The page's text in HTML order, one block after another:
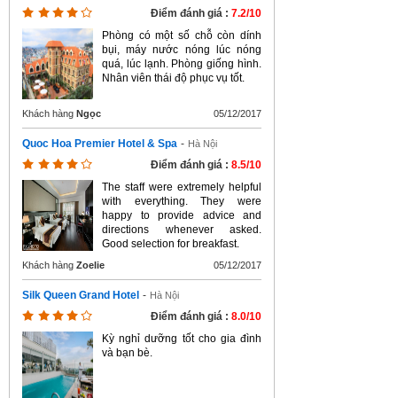
Điểm đánh giá : 7.2/10
Phòng có một số chỗ còn dính
bụi, máy nước nóng lúc nóng
quá, lúc lạnh. Phòng giống hình.
Nhân viên thái độ phục vụ tốt.
Khách hàng Ngọc 05/12/2017
Quoc Hoa Premier Hotel & Spa - Hà Nội
Điểm đánh giá : 8.5/10
The staff were extremely helpful
with everything. They were
happy to provide advice and
directions whenever asked.
Good selection for breakfast.
Khách hàng Zoelie 05/12/2017
Silk Queen Grand Hotel - Hà Nội
Điểm đánh giá : 8.0/10
Kỳ nghỉ dưỡng tốt cho gia đình
và bạn bè.